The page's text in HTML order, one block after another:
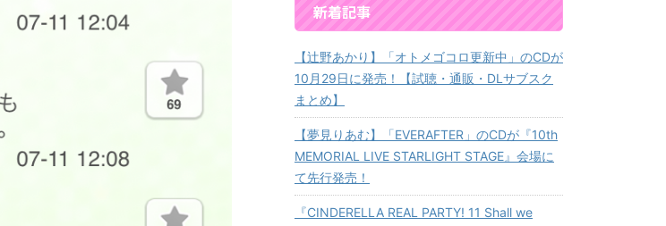
新着記事
【辻野あかり】「オトメゴコロ更新中」のCDが
10月29日に発売！【試聴・通販・DLサブスク
まとめ】
【夢見りあむ】「EVERAFTER」のCDが『10th
MEMORIAL LIVE STARLIGHT STAGE』会場に
て先行発売！
『CINDERELLA REAL PARTY! 11 Shall we